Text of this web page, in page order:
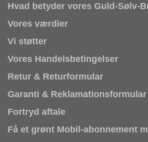
Hvad betyder vores Guld-Sølv-
Vores værdier
Vi støtter
Vores Handelsbetingelser
Retur & Returformular
Garanti & Reklamationsformular
Fortryd aftale
Få et grønt Mobil-abonnement